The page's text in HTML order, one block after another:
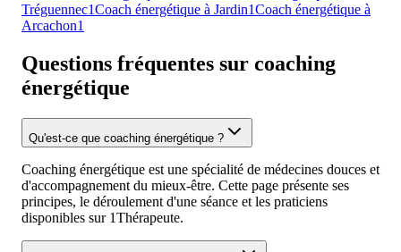
Tréguennec1Coach énergétique à Jardin1Coach énergétique à
Arcachon1
Questions fréquentes sur coaching
énergétique
Qu'est-ce que coaching énergétique ?
Coaching énergétique est une spécialité de médecines douces et
d'accompagnement du mieux-être. Cette page présente ses
principes, le déroulement d'une séance et les praticiens
disponibles sur 1Thérapeute.